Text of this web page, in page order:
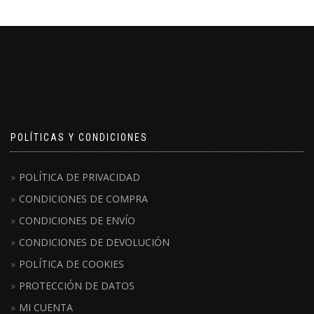
POLÍTICAS Y CONDICIONES
POLÍTICA DE PRIVACIDAD
CONDICIONES DE COMPRA
CONDICIONES DE ENVÍO
CONDICIONES DE DEVOLUCIÓN
POLÍTICA DE COOKIES
PROTECCIÓN DE DATOS
MI CUENTA